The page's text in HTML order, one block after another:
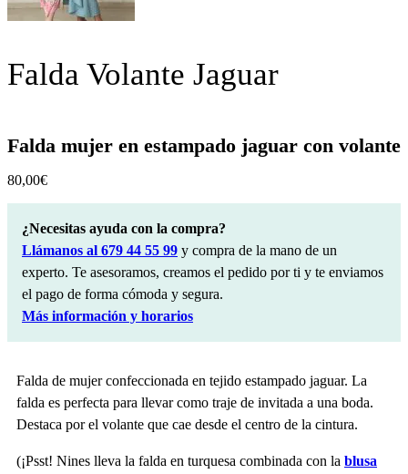
Falda Volante Jaguar
Falda mujer en estampado jaguar con volante
80,00€
¿Necesitas ayuda con la compra?
Llámanos al 679 44 55 99 y compra de la mano de un
experto. Te asesoramos, creamos el pedido por ti y te enviamos
el pago de forma cómoda y segura.
Más información y horarios
Falda de mujer confeccionada en tejido estampado jaguar. La
falda es perfecta para llevar como traje de invitada a una boda.
Destaca por el volante que cae desde el centro de la cintura.
(¡Psst! Nines lleva la falda en turquesa combinada con la blusa